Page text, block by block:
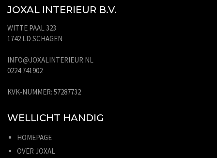
JOXAL INTERIEUR B.V.
WITTE PAAL 323
1742 LD SCHAGEN
INFO@JOXALINTERIEUR.NL
0224 741902
KVK-NUMMER: 57287732
WELLICHT HANDIG
HOMEPAGE
OVER JOXAL